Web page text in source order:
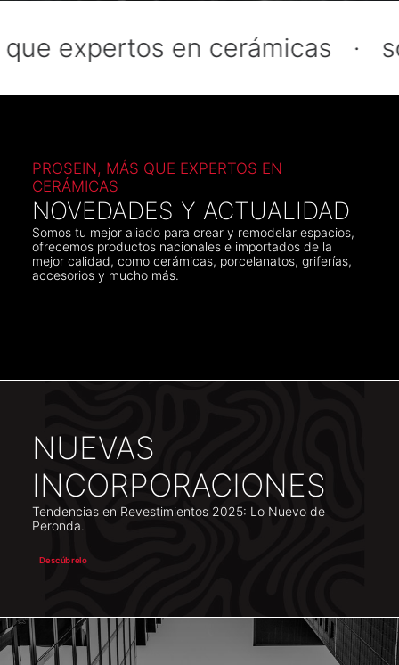
expertos en cerámicas ·
PROSEIN, MÁS QUE EXPERTOS EN
CERÁMICAS
NOVEDADES Y ACTUALIDAD
Somos tu mejor aliado para crear y remodelar espacios,
ofrecemos productos nacionales e importados de la
mejor calidad, como cerámicas, porcelanatos, griferías,
accesorios y mucho más.
NUEVAS
INCORPORACIONES
Tendencias en Revestimientos 2025: Lo Nuevo de
Peronda.
Descúbrelo